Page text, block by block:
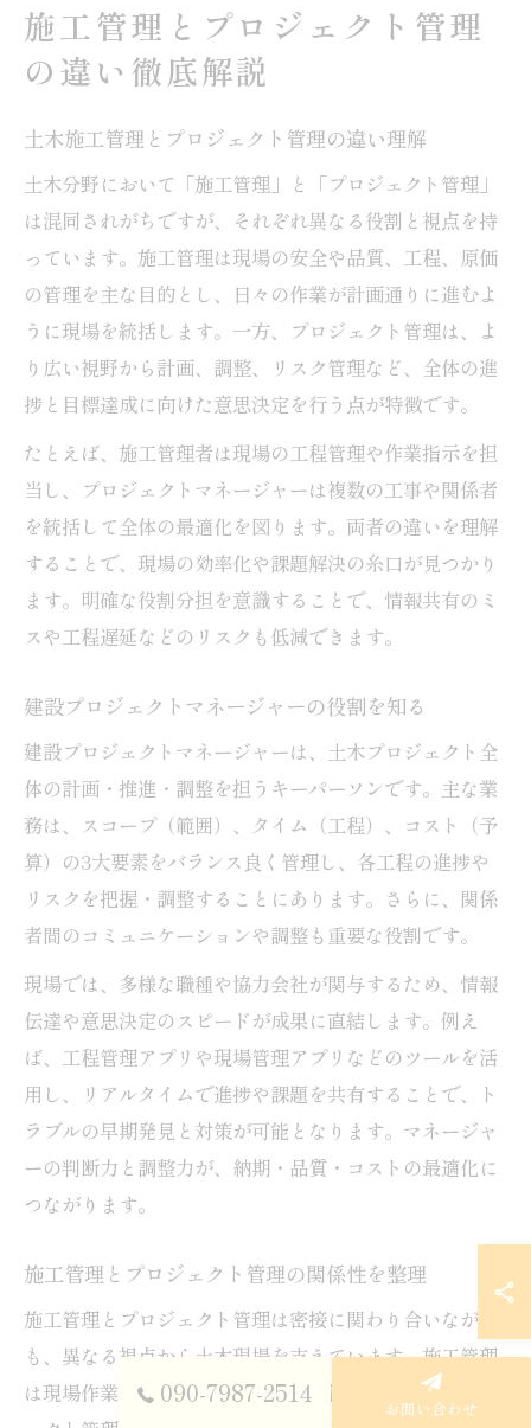
施工管理とプロジェクト管理
の違い徹底解説
土木施工管理とプロジェクト管理の違い理解
土木分野において「施工管理」と「プロジェクト管理」
は混同されがちですが、それぞれ異なる役割と視点を持
っています。施工管理は現場の安全や品質、工程、原価
の管理を主な目的とし、日々の作業が計画通りに進むよ
うに現場を統括します。一方、プロジェクト管理は、よ
り広い視野から計画、調整、リスク管理など、全体の進
捗と目標達成に向けた意思決定を行う点が特徴です。
たとえば、施工管理者は現場の工程管理や作業指示を担
当し、プロジェクトマネージャーは複数の工事や関係者
を統括して全体の最適化を図ります。両者の違いを理解
することで、現場の効率化や課題解決の糸口が見つかり
ます。明確な役割分担を意識することで、情報共有のミ
スや工程遅延などのリスクも低減できます。
建設プロジェクトマネージャーの役割を知る
建設プロジェクトマネージャーは、土木プロジェクト全
体の計画・推進・調整を担うキーパーソンです。主な業
務は、スコープ（範囲）、タイム（工程）、コスト（予
算）の3大要素をバランス良く管理し、各工程の進捗や
リスクを把握・調整することにあります。さらに、関係
者間のコミュニケーションや調整も重要な役割です。
現場では、多様な職種や協力会社が関与するため、情報
伝達や意思決定のスピードが成果に直結します。例え
ば、工程管理アプリや現場管理アプリなどのツールを活
用し、リアルタイムで進捗や課題を共有することで、ト
ラブルの早期発見と対策が可能となります。マネージャ
ーの判断力と調整力が、納期・品質・コストの最適化に
つながります。
施工管理とプロジェクト管理の関係性を整理
施工管理とプロジェクト管理は密接に関わり合いながら
も、異なる視点から土木現場を支えています。施工管理
は現場作業の効率化や安全確保に直結しており、プロジ
090-7987-2514 お問い合わせ